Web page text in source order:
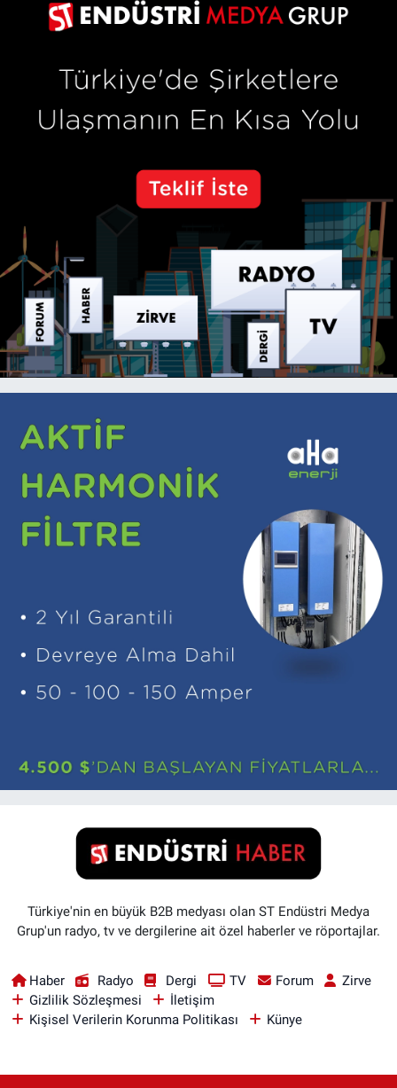
Türkiye'nin en büyük B2B medyası olan ST Endüstri Medya
Grup'un radyo, tv ve dergilerine ait özel haberler ve röportajlar.
Haber Radyo Dergi TV Forum
Zirve
Gizlilik Sözleşmesi
İletişim
Kişisel Verilerin Korunma Politikası
Künye